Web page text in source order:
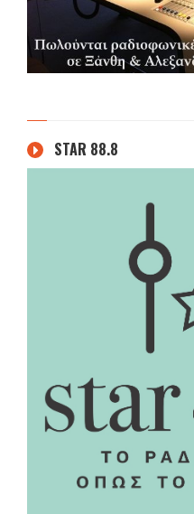
STAR 88.8